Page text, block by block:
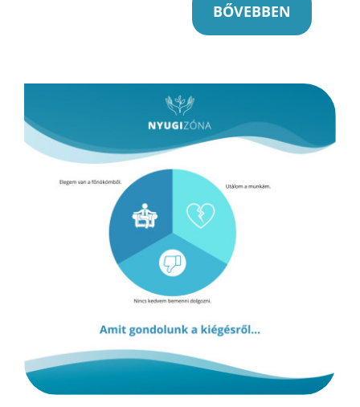
BŐVEBBEN